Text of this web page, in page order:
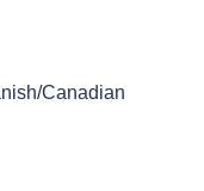
Canadian